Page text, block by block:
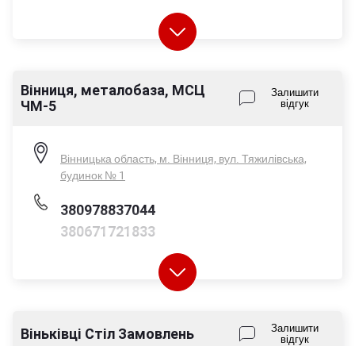
Пн-Пт - 08:00-17:00
Вінниця, металобаза, МСЦ
ЧМ-5
Залишити
відгук
Вінницька область, м. Вінниця, вул. Тяжилівська,
будинок № 1
380978837044
380671721833
Пн-Пт - 08:00-17:00
Віньківці Стіл Замовлень
Залишити
відгук